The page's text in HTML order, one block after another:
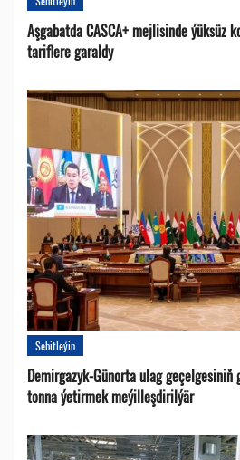
Aşgabatda CASCA+ mejlisinde ýüksüz
tariflere garaldy
Sebitleýin
Demirgazyk-Günorta ulag
tonna ýetirmek meýilleşdirilýär